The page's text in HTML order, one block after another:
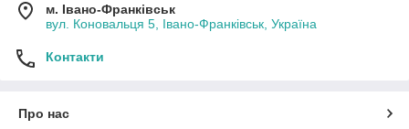
м. Івано-Франківськ
вул. Коновальця 5, Івано-Франківськ, Україна
Контакти
Про нас